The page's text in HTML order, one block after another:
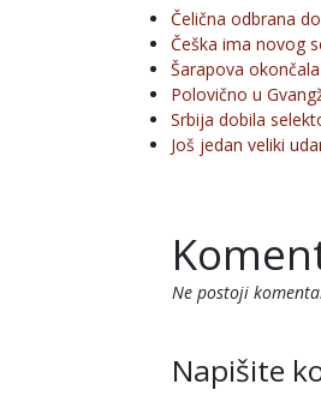
Čelična odbrana
Češka ima novog
Šarapova
Polovično u
Srbija dobila
Još jedan veliki
Ne postoji
Napišite